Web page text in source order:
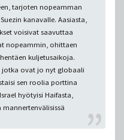
tarjoten nopeamman
kanavalle. Aasiasta,
voisivat saavuttaa
nopeammin, ohittaen
kuljetusaikoja.
jotka ovat jo nyt globaali
sen roolia porttina
hyötyisi Haifasta,